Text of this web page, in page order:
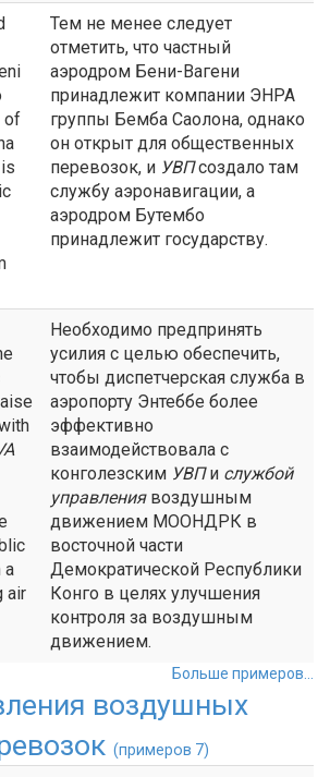
of
Тем не менее следует
отметить, что частный
аэродром Бени-Вагени
принадлежит компании ЭНРА
группы Бемба Саолона, однако
он открыт для общественных
перевозок, и УВПсоздало там
службу аэронавигации, а
аэродром Бутембо
принадлежит государству.
a
air
Необходимо предпринять
усилия с целью обеспечить,
чтобы диспетчерская служба в
аэропорту Энтеббе более
эффективно
взаимодействовала с
конголезским УВПи службой
управлениявоздушным
движением МООНДРК в
восточной части
Демократической Республики
Конго в целях улучшения
контроля за воздушным
движением.
Больше примеров...
воздушных
(примеров 7)